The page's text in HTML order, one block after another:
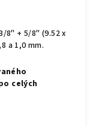
8" + 5/8" (9.52 x
a 1,0 mm.
celých